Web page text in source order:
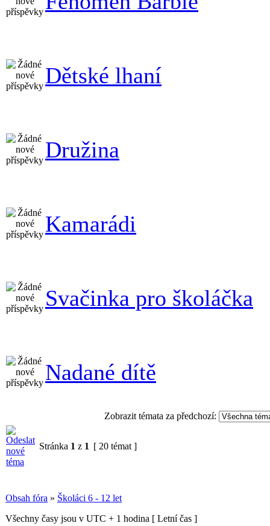
Dětské lhaní
Družina
Kamarádi
Svačinka pro školáčka
Nadané dítě
Zobrazit témata za předchozí:
Stránka 1 z 1 [ 20 témat ]
Obsah fóra » Školáci 6 - 12 let
Všechny časy jsou v UTC + 1 hodina [ Letní čas ]